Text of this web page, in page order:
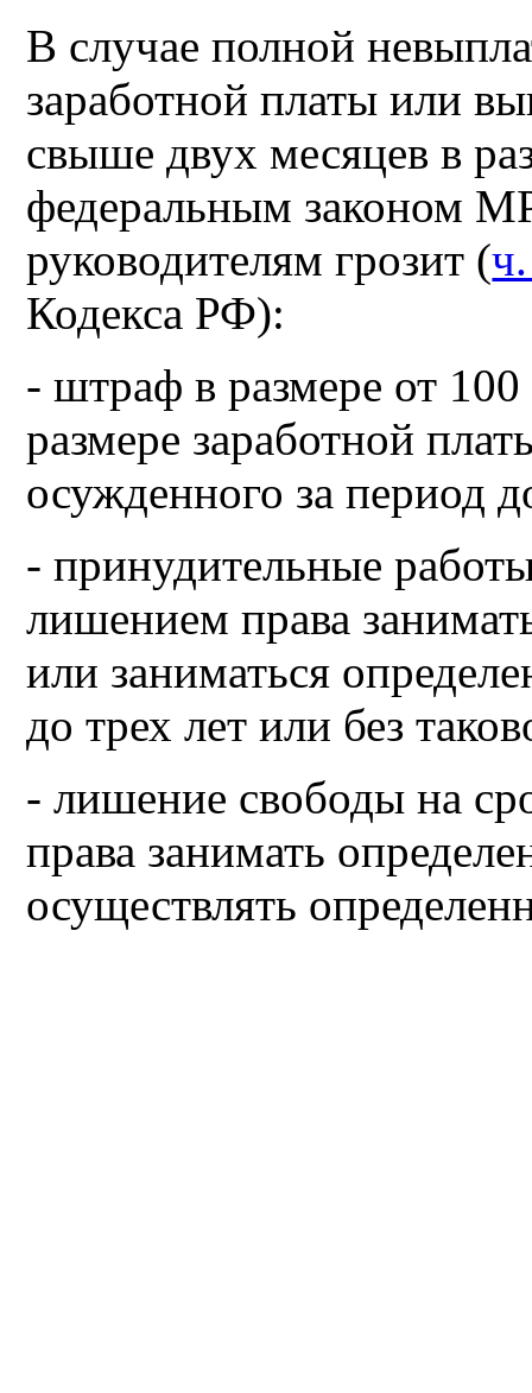
В случае полной
заработной платы или
свыше двух месяцев в
федеральным законом
руководителям грозит (
Кодекса РФ):
- штраф в размере от
размере заработной
осужденного за период
- принудительные
лишением права
или заниматься
до трех лет или без
- лишение свободы на
права занимать
осуществлять